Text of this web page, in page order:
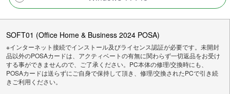
SOFT01 (Office Home & Business 2024 POSA)
※インターネット接続でインストール及びライセンス認証が必要です。未開封
品以外のPOSAカードは、アクティベートの有無に関わらず一切返品をお受け
する事ができませんので、ご了承ください。PC本体の修理/交換時にも、
POSAカードは送らずにご自身で保持して頂き、修理/交換されたPCで引き続
きご利用ください。